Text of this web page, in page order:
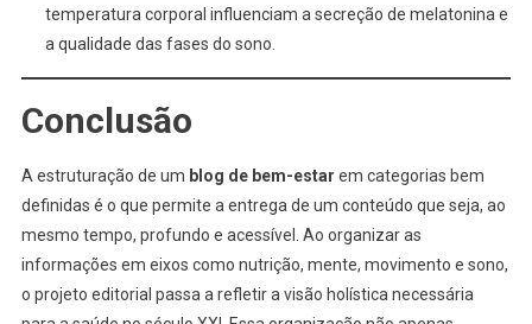
temperatura corporal influenciam a secreção de melatonina e
a qualidade das fases do sono.
Conclusão
A estruturação de um blog de bem-estar em categorias bem
definidas é o que permite a entrega de um conteúdo que seja, ao
mesmo tempo, profundo e acessível. Ao organizar as
informações em eixos como nutrição, mente, movimento e sono,
o projeto editorial passa a refletir a visão holística necessária